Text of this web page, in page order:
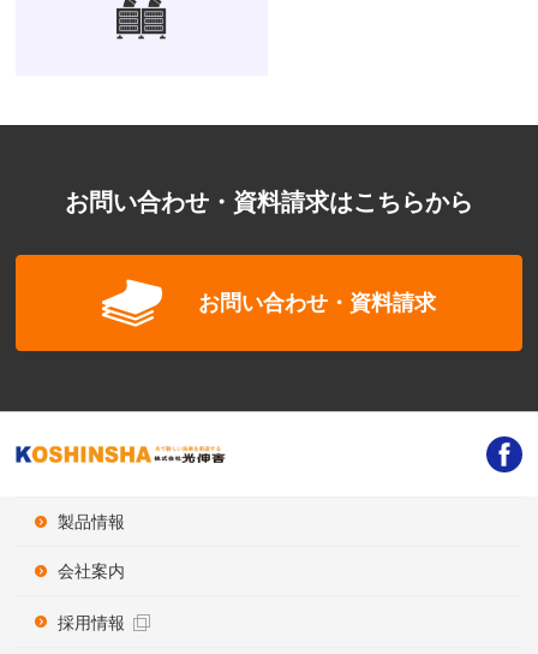
お問い合わせ・資料請求はこちらから
お問い合わせ・資料請求
製品情報
会社案内
採用情報